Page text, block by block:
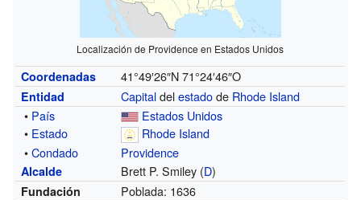
Localización de Providence en Estados Unidos
Coordenadas 41°49′26″N 71°24′46″O
Entidad Capitaldelestadode Rhode Island
• País
Estados Unidos
• Estado
Rhode Island
•Condado Providence
Alcalde Brett P. Smiley (D)
Fundación Poblada: 1636